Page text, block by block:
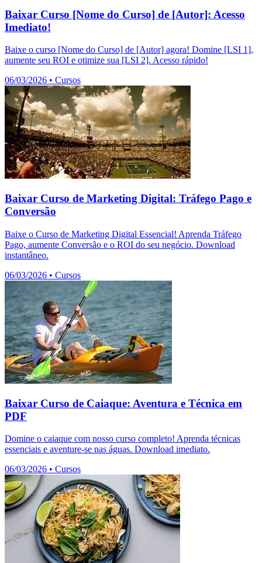
Baixar Curso [Nome do Curso] de [Autor]: Acesso
Imediato!
Baixe o curso [Nome do Curso] de [Autor] agora! Domine [LSI 1],
aumente seu ROI e otimize sua [LSI 2]. Acesso rápido!
06/03/2026 • Cursos
Baixar Curso de Marketing Digital: Tráfego Pago e
Conversão
Baixe o Curso de Marketing Digital Essencial! Aprenda Tráfego
Pago, aumente Conversão e o ROI do seu negócio. Download
instantâneo.
06/03/2026 • Cursos
Baixar Curso de Caiaque: Aventura e Técnica em
PDF
Domine o caiaque com nosso curso completo! Aprenda técnicas
essenciais e aventure-se nas águas. Download imediato.
06/03/2026 • Cursos